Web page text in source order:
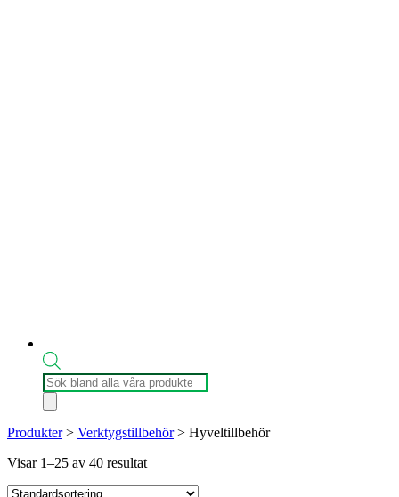
Produktsökning
Produkter> Verktygstillbehör> Hyveltillbehör
Visar 1–25 av 40 resultat